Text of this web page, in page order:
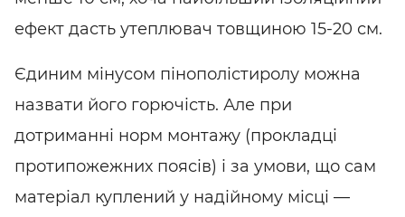
ефект дасть утеплювач товщиною 15-20 см.
Єдиним мінусом пінополістиролу можна
назвати його горючість. Але при
дотриманні норм монтажу (прокладці
протипожежних поясів) і за умови, що сам
матеріал куплений у надійному місці —